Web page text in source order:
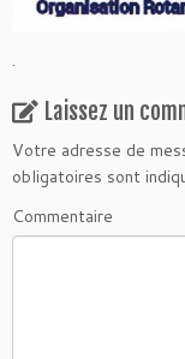
.
Laissez un
Votre adresse de
obligatoires sont
Commentaire